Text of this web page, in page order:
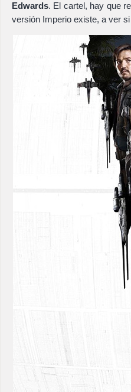
Edwards. El cartel, hay que
versión Imperio existe, a ver